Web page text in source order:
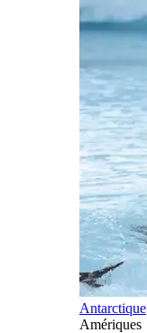
Antarctique
Amériques